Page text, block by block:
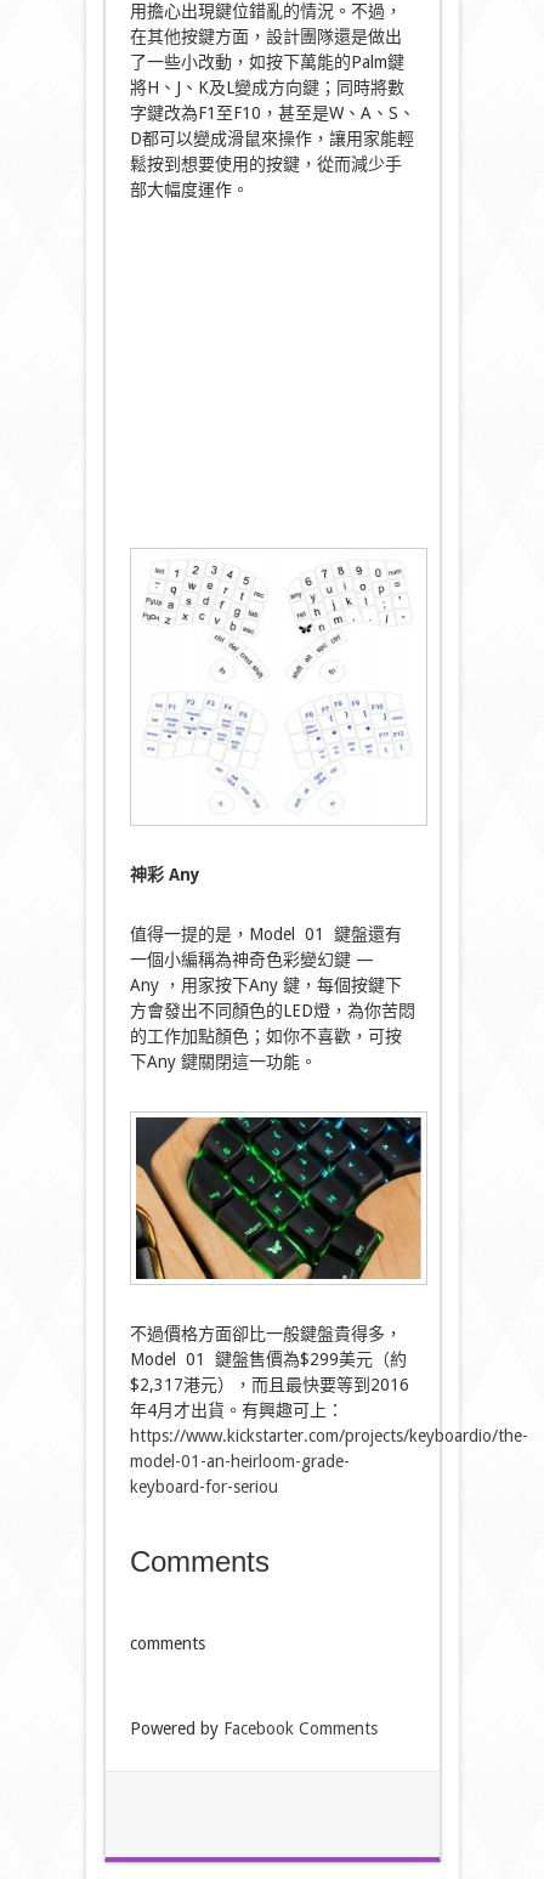
用擔心出現鍵位錯亂的情況。不過，
在其他按鍵方面，設計團隊還是做出
了一些小改動，如按下萬能的Palm鍵
將H、J、K及L變成方向鍵；同時將數
字鍵改為F1至F10，甚至是W、A、S、
D都可以變成滑鼠來操作，讓用家能輕
鬆按到想要使用的按鍵，從而減少手
部大幅度運作。
神彩 Any
值得一提的是，Model 01 鍵盤還有
一個小編稱為神奇色彩變幻鍵 —
Any ，用家按下Any 鍵，每個按鍵下
方會發出不同顏色的LED燈，為你苦悶
的工作加點顏色；如你不喜歡，可按
下Any 鍵關閉這一功能。
不過價格方面卻比一般鍵盤貴得多，
Model 01 鍵盤售價為$299美元（約
$2,317港元），而且最快要等到2016
年4月才出貨。有興趣可上：
https://www.kickstarter.com/projects/keyboardio/the-
model-01-an-heirloom-grade-
keyboard-for-seriou
Comments
comments
Powered by Facebook Comments